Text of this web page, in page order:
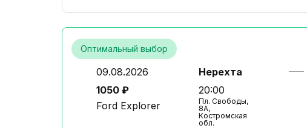
Оптимальный выбор
09.08.2026
1050 ₽
Ford Explorer
Нерехта
20:00
Пл. Свободы,
8А,
Костромская
обл.